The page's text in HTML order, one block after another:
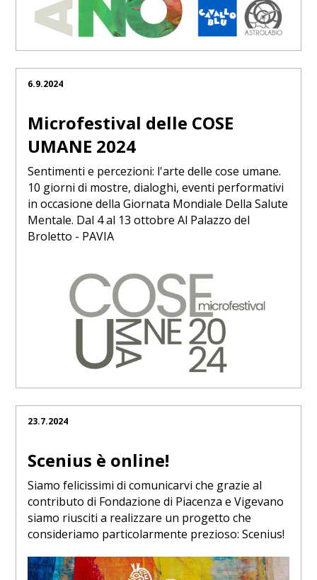
6.9.2024
Microfestival delle COSE
UMANE 2024
Sentimenti e percezioni: l'arte delle cose umane.
10 giorni di mostre, dialoghi, eventi performativi
in occasione della Giornata Mondiale Della Salute
Mentale. Dal 4 al 13 ottobre Al Palazzo del
Broletto - PAVIA
23.7.2024
Scenius è online!
Siamo felicissimi di comunicarvi che grazie al
contributo di Fondazione di Piacenza e Vigevano
siamo riusciti a realizzare un progetto che
consideriamo particolarmente prezioso: Scenius!